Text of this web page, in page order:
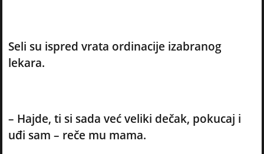
Seli su ispred vrata ordinacije izabranog
lekara.
– Hajde, ti si sada već veliki dečak, pokucaj i
uđi sam – reče mu mama.